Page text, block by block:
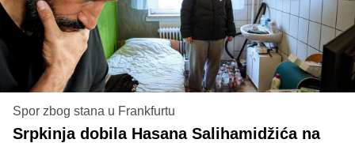
Spor zbog stana u Frankfurtu
Srpkinja dobila Hasana Salihamidžića na